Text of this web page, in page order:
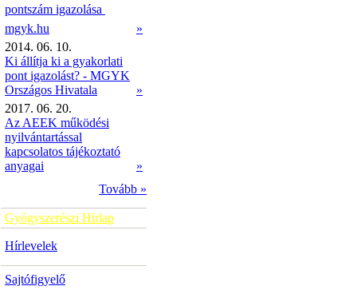
pontszám igazolása 
mgyk.hu
»
2014. 06. 10.
Ki állítja ki a gyakorlati
pont igazolást? - MGYK
Országos Hivatala
»
2017. 06. 20.
Az AEEK működési
nyilvántartással
kapcsolatos tájékoztató
anyagai
»
Tovább »
Gyógyszerészi Hírlap
Hírlevelek
Sajtófigyelő